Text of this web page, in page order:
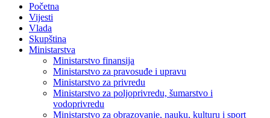
Početna
Vijesti
Vlada
Skupština
Ministarstva
Ministarstvo finansija
Ministarstvo za pravosuđe i upravu
Ministarstvo za privredu
Ministarstvo za poljoprivredu, šumarstvo i
vodoprivredu
Ministarstvo za obrazovanje, nauku, kulturu i sport